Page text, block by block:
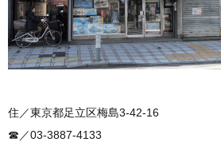
住／東京都足立区梅島3-42-16
☎︎／03-3887-4133